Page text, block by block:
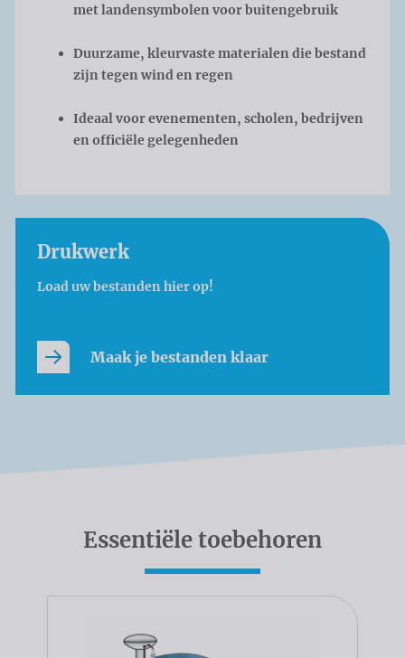
met landensymbolen voor buitengebruik
Duurzame, kleurvaste materialen die bestand
zijn tegen wind en regen
Ideaal voor evenementen, scholen, bedrijven
en officiële gelegenheden
Drukwerk
Load uw bestanden hier op!
Maak je bestanden klaar
Essentiële toebehoren